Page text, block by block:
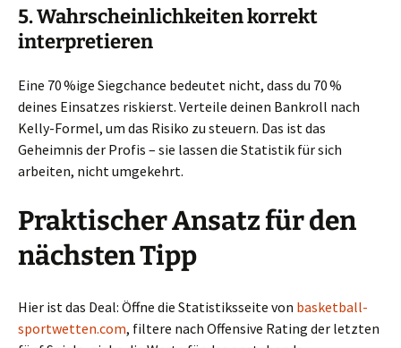
5. Wahrscheinlichkeiten korrekt
interpretieren
Eine 70 %ige Siegchance bedeutet nicht, dass du 70 %
deines Einsatzes riskierst. Verteile deinen Bankroll nach
Kelly-Formel, um das Risiko zu steuern. Das ist das
Geheimnis der Profis – sie lassen die Statistik für sich
arbeiten, nicht umgekehrt.
Praktischer Ansatz für den
nächsten Tipp
Hier ist das Deal: Öffne die Statistiksseite von basketball-
sportwetten.com, filtere nach Offensive Rating der letzten